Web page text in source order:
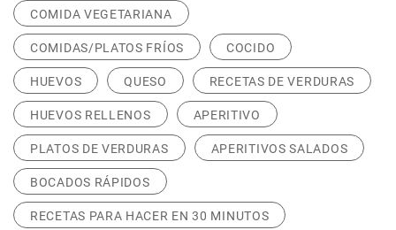
COMIDA VEGETARIANA
COMIDAS/PLATOS FRÍOS COCIDO
HUEVOS QUESO RECETAS DE VERDURAS
HUEVOS RELLENOS APERITIVO
PLATOS DE VERDURAS APERITIVOS SALADOS
BOCADOS RÁPIDOS
RECETAS PARA HACER EN 30 MINUTOS